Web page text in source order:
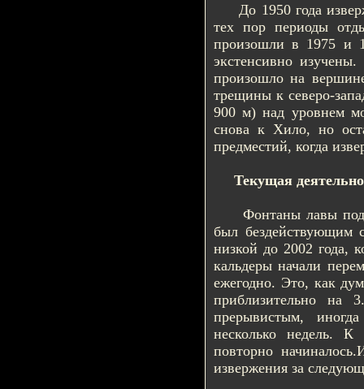
До 1950 года
тех пор периоды
произошли в 1975 и
экстенсивно
произошло на
трещины к северо-
900 м) над уровнем
снова к Хило, но
предместий, когда
Текущая
Фонтаны лавы
был бездействующим с
низкой до 2002 года,
кальдеры начали
ежегодно. Это, как
приблизительно
прерывистым,
несколько недель.
повторно
извержения за